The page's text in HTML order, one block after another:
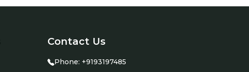
Contact Us
Phone: +9193197485